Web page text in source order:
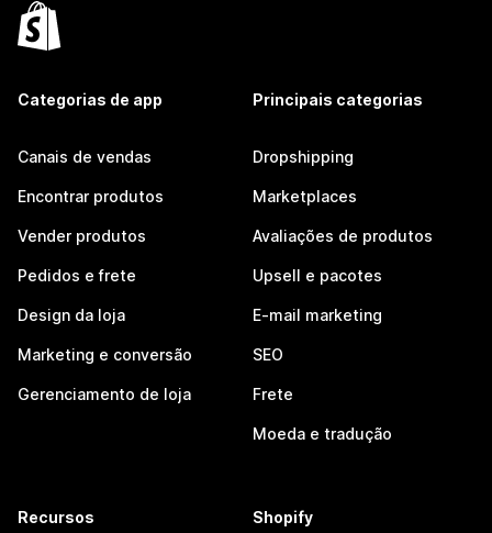
Categorias de app
Canais de vendas
Encontrar produtos
Vender produtos
Pedidos e frete
Design da loja
Marketing e conversão
Gerenciamento de loja
Principais categorias
Dropshipping
Marketplaces
Avaliações de produtos
Upsell e pacotes
E-mail marketing
SEO
Frete
Moeda e tradução
Recursos Shopify